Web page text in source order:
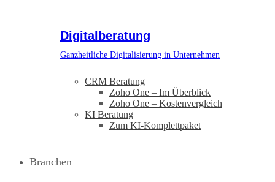
Digitalberatung
Ganzheitliche Digitalisierung in Unternehmen
CRM Beratung
Zoho One – Im Überblick
Zoho One – Kostenvergleich
KI Beratung
Zum KI-Komplettpaket
Branchen